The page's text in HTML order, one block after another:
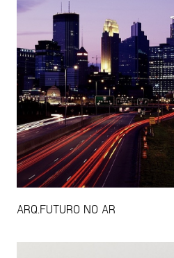
ARQ.FUTURO NO AR